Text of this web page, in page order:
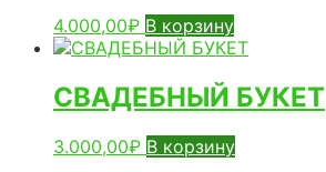
4.000,00₽ В корзину
СВАДЕБНЫЙ БУКЕТ
3.000,00₽ В корзину